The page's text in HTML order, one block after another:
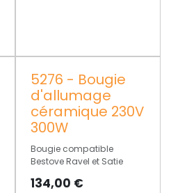
5276 - Bougie
d'allumage
céramique 230V
300W
Bougie compatible
Bestove Ravel et Satie
134,00 €